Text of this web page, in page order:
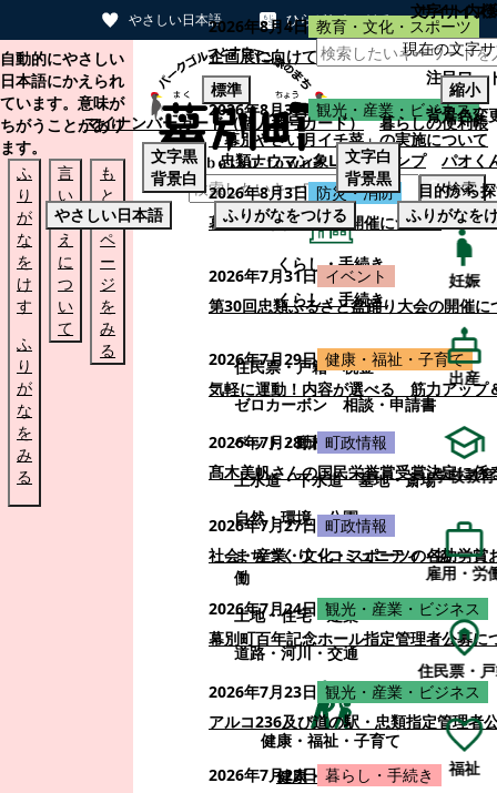
やさしい日本語 ひらがなをつける
本文へスキップする
自動的にやさしい
日本語にかえられ
ています。意味が
ちがうことがあり
ます。
ふ
り
が
な
を
け
す
ふ
り
が
な
を
み
る
言
い
替
え
に
つ
い
て
も
と
の
ペ
ー
ジ
を
み
る
検索
くらし・手続き
くらし・手続き
住民票・戸籍
税金
ゼロカーボン
相談・申請書
ペット・動植物
ごみ
上水道・下水道
墓地・斎場
自然・環境・公園
まちづくり・コミュニティ・協
働
土地・住宅・建築
道路・河川・交通
健康・福祉・子育て
健康・福祉・子育て
2026年8月4日 教育・文化・スポーツ
企画展に向けて：安東ウメ子さんとの思
2026年8月3日 観光・産業・ビジネス
「幕別やさい月イチ菜」の実施について
2026年8月3日 防災・消防
幕別町防災フェアの開催について
2026年7月31日 イベント
第30回忠類ふるさと盆踊り大会の開催に
2026年7月29日 健康・福祉・子育て
気軽に運動！内容が選べる 筋力アップ
2026年7月28日 町政情報
髙木美帆さんの国民栄誉賞受賞決定に係
2026年7月27日 町政情報
社会・産業・文化・スポーツの各功労
2026年7月24日 観光・産業・ビジネス
幕別町百年記念ホール指定管理者公募に
2026年7月23日 観光・産業・ビジネス
アルコ236及び道の駅・忠類指定管理者
2026年7月22日 暮らし・手続き
サイト内
注目ワー
マイナンバーカード（個人番号カード）
暮らしの便利帳
忠類ナウマン象LINEスタンプ
パオく
目的から
妊娠
出産
学校教育
雇用・労
住民票・
福祉
文字サイズ
現在の文字
標準
縮小
背景色変
文字黒
背景白
文字白
背景黒
やさしい日本語
ふりがなをつける ふりがなを